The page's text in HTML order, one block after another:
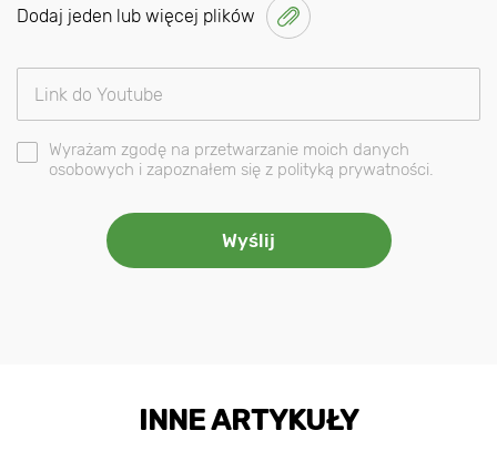
Dodaj jeden lub więcej plików
Wyrażam zgodę na przetwarzanie moich danych
osobowych i zapoznałem się z polityką prywatności.
INNE ARTYKUŁY